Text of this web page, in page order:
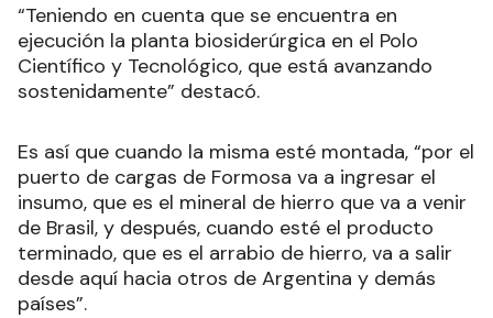
“Teniendo en cuenta que se encuentra en
ejecución la planta biosiderúrgica en el Polo
Científico y Tecnológico, que está avanzando
sostenidamente” destacó.
Es así que cuando la misma esté montada, “por el
puerto de cargas de Formosa va a ingresar el
insumo, que es el mineral de hierro que va a venir
de Brasil, y después, cuando esté el producto
terminado, que es el arrabio de hierro, va a salir
desde aquí hacia otros de Argentina y demás
países”.